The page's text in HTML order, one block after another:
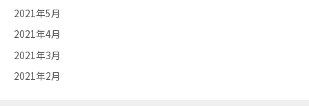
2021年5月
2021年4月
2021年3月
2021年2月